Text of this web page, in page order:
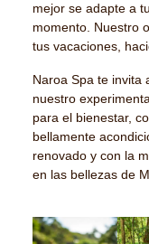
mejor se adapte a
momento. Nuestro
tus vacaciones,
Naroa Spa te invita
nuestro
para el bienestar,
bellamente
renovado y con la
en las bellezas de